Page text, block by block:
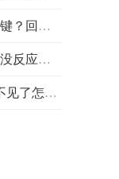
的回车键有什
没反应解决方法
么打开？win10蓝